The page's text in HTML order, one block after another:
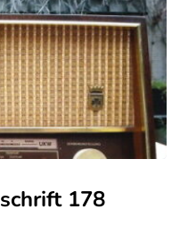
178